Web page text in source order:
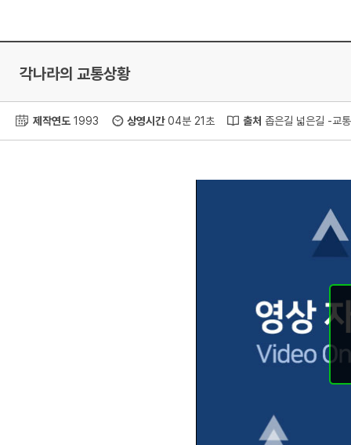
각나라의 교통상황
제작연도 1993 상영시간04분 21초 출처 좁은길 넓은길 -교